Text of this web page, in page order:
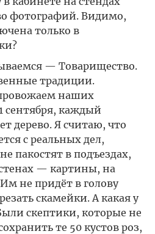
фотографий. Видимо,
только в
— Товарищество.
традиции.
наших
сентября, каждый
дерево. Я считаю, что
с реальных дел,
пакостят в подъездах,
— картины, на
не придёт в голову
скамейки. А какая у
скептики, которые не
те 50 кустов роз,